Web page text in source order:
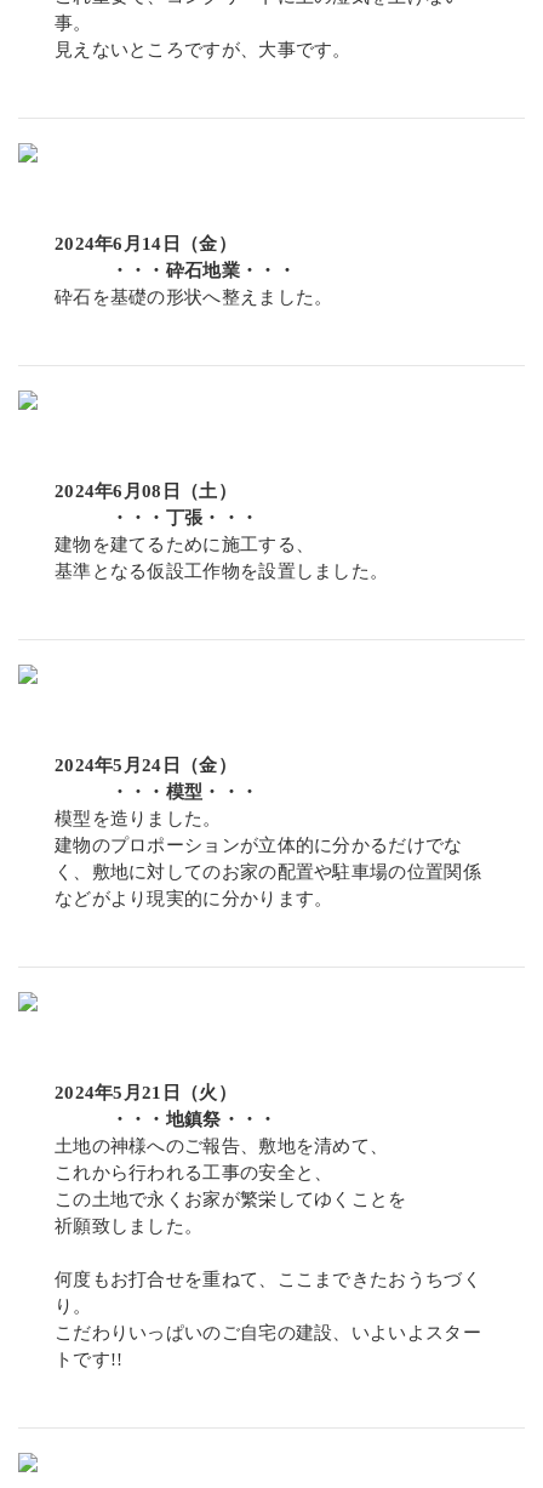
事。
見えないところですが、大事です。
2024年6月14日（金）
・・・砕石地業・・・
砕石を基礎の形状へ整えました。
2024年6月08日（土）
・・・丁張・・・
建物を建てるために施工する、
基準となる仮設工作物を設置しました。
2024年5月24日（金）
・・・模型・・・
模型を造りました。
建物のプロポーションが立体的に分かるだけでな
く、敷地に対してのお家の配置や駐車場の位置関係
などがより現実的に分かります。
2024年5月21日（火）
・・・地鎮祭・・・
土地の神様へのご報告、敷地を清めて、
これから行われる工事の安全と、
この土地で永くお家が繁栄してゆくことを
祈願致しました。
何度もお打合せを重ねて、ここまできたおうちづく
り。
こだわりいっぱいのご自宅の建設、いよいよスター
トです!!